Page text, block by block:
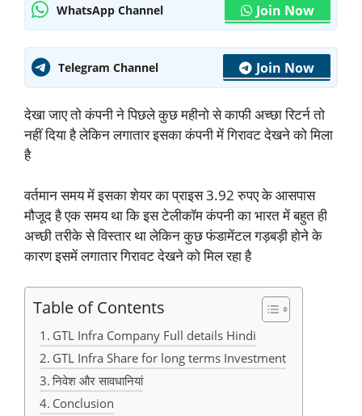
WhatsApp Channel Join Now
Telegram Channel Join Now
देखा जाए तो कंपनी ने पिछले कुछ महीनो से काफी अच्छा रिटर्न तो
नहीं दिया है लेकिन लगातार इसका कंपनी में गिरावट देखने को मिला
है
वर्तमान समय में इसका शेयर का प्राइस 3.92 रुपए के आसपास
मौजूद है एक समय था कि इस टेलीकॉम कंपनी का भारत में बहुत ही
अच्छी तरीके से विस्तार था लेकिन कुछ फंडामेंटल गड़बड़ी होने के
कारण इसमें लगातार गिरावट देखने को मिल रहा है
Table of Contents
GTL Infra Company Full details Hindi
GTL Infra Share for long terms Investment
निवेश और सावधानियां
Conclusion